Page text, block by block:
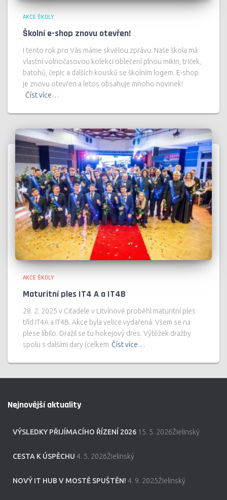
AKCE ŠKOLY
Školní e-shop znovu otevřen!
I tento rok pro Vás máme skvělou zprávu. Naše škola má
vlastní volnočasovou kolekci oblečení plnou mikin, triček,
batohů, čepic a dalších kousků se školním logem. E-shop
je znovu otevřen a letos obsahuje mnoho novinek!
Číst více…
AKCE ŠKOLY
Maturitní ples IT4 A a IT4B
28. 2. 2025 v Citadele v Litvínově proběhl maturitní ples
tříd IT4A a IT4B. Akce byla velice vydařená. Všem se na
plese líbilo. Dražil se tu hokejový dres. Výtěžek dražby
spolu s dalšími dary (celkem Číst více…
Nejnovější aktuality
VÝSLEDKY PŘIJÍMACÍHO ŘÍZENÍ 2026 15. 5. 2026Žielinský
CESTA K ÚSPĚCHU 4. 5. 2026Žielinský
NOVÝ IT HUB V MOSTĚ SPUŠTĚN! 4. 9. 2025Žielinský